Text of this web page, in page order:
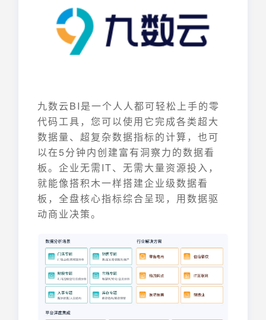
九数云BI是一个人人都可轻松上手的零
代码工具，您可以使用它完成各类超大
数据量、超复杂数据指标的计算，也可
以在5分钟内创建富有洞察力的数据看
板。企业无需IT、无需大量资源投入，
就能像搭积木一样搭建企业级数据看
板，全盘核心指标综合呈现，用数据驱
动商业决策。